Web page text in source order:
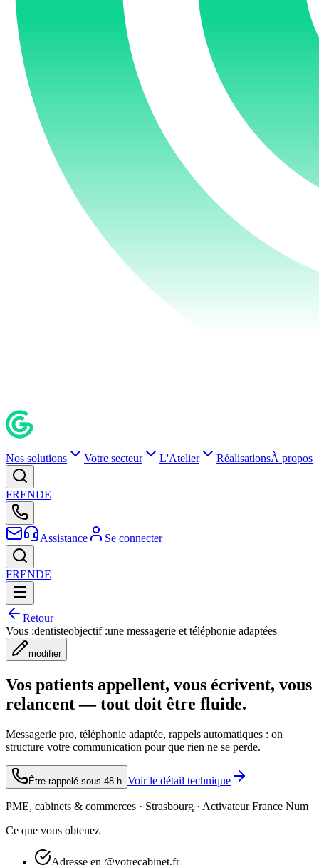
Nos solutions Votre secteur L'Atelier RéalisationsÀ propos
FRENDE
Assistance Se connecter
FRENDE
Retour
Vous :dentisteobjectif :une messagerie et téléphonie adaptées
modifier
Vos patients appellent, vous écrivent, vous
relancent — tout doit être fluide.
Messagerie pro, téléphonie adaptée, rappels automatiques : on
structure votre communication pour que rien ne se perde.
Être rappelé sous 48 h Voir le détail technique
PME, cabinets & commerces · Strasbourg · Activateur France Num
Ce que vous obtenez
Adresse en @votrecabinet.fr